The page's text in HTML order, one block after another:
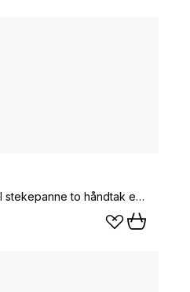
Victoria Comal stekepanne to håndtak emaljert, Ø25 cm